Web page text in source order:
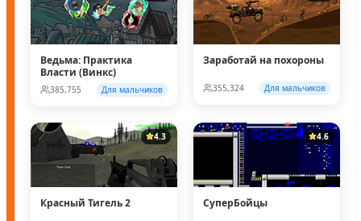
Ведьма: Практика
Власти (Винкс)
385,755 Для мальчиков
Заработай на похороны
355,324 Для мальчиков
4.3
Красный Тигель 2
4.6
СуперБойцы